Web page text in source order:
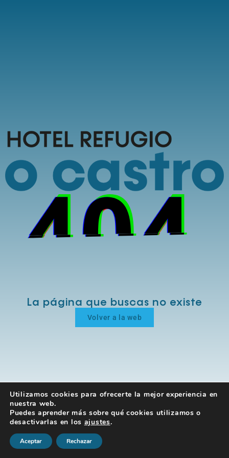
La página que buscas no existe
Volver a la web
Utilizamos cookies para ofrecerte la mejor experiencia en
nuestra web.
Puedes aprender más sobre qué cookies utilizamos o
desactivarlas en los ajustes.
Aceptar Rechazar